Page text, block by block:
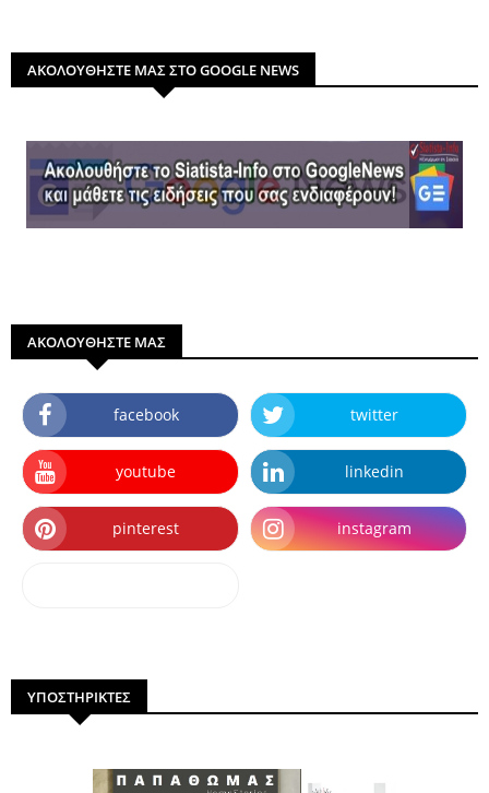
ΑΚΟΛΟΥΘΗΣΤΕ ΜΑΣ ΣΤΟ GOOGLE NEWS
ΑΚΟΛΟΥΘΗΣΤΕ ΜΑΣ
facebook twitter
youtube linkedin
pinterest instagram
ΥΠΟΣΤΗΡΙΚΤΕΣ